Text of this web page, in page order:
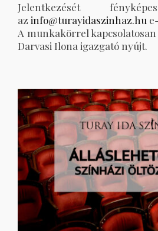
Jelentkezését
az info@turayidaszinhaz.hu
A munkakörrel
Darvasi Ilona igazgató nyújt.